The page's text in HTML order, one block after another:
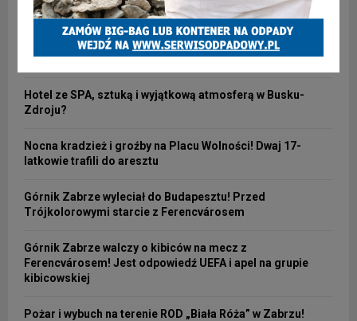
latka na ul. 3 Maja
Koszmar w zabrzańskim domu. 28-latek aresztowany za
znęcanie się nad 63-letnią matką
Hotel ze SPA, sztuką i wyjątkową atmosferą w Busku-
Zdroju?
Nocna kradzież i groźby na Placu Wolności! Dwaj 17-
latkowie trafili do aresztu
Górnik Zabrze wyleciał do Budapesztu! Przed
Trójkolorowymi starcie z Ferencvárosem
Górnik Zabrze walczy o kibiców na mecz z
Ferencvárosem! Jest odpowiedź UEFA i apel na grupie
kibicowskiej
Pożar i wybuch na terenie ROD „Biała Róża” w Zabrzu!